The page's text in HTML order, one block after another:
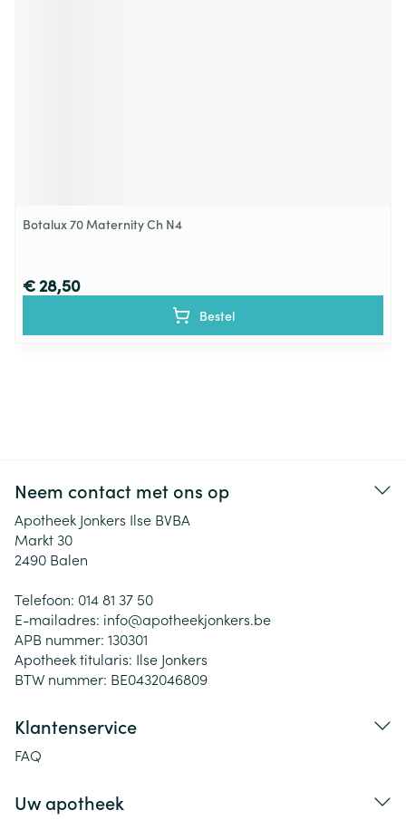
Botalux 70 Maternity Ch N4
€ 28,50
Bestel
Neem contact met ons op
Apotheek Jonkers Ilse BVBA
Markt 30
2490 Balen
Telefoon: 014 81 37 50
E-mailadres: info@apotheekjonkers.be
APB nummer: 130301
Apotheek titularis: Ilse Jonkers
BTW nummer: BE0432046809
Klantenservice
FAQ
Uw apotheek